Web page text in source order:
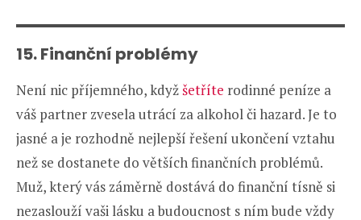
15. Finanční problémy
Není nic příjemného, kdyžšetříte rodinné peníze a
váš partner zvesela utrácí za alkohol či hazard. Je to
jasné a je rozhodně nejlepší řešení ukončení vztahu
než se dostanete do větších finančních problémů.
Muž, který vás záměrně dostává do finanční tísně si
nezaslouží vaši lásku a budoucnost s ním bude vždy